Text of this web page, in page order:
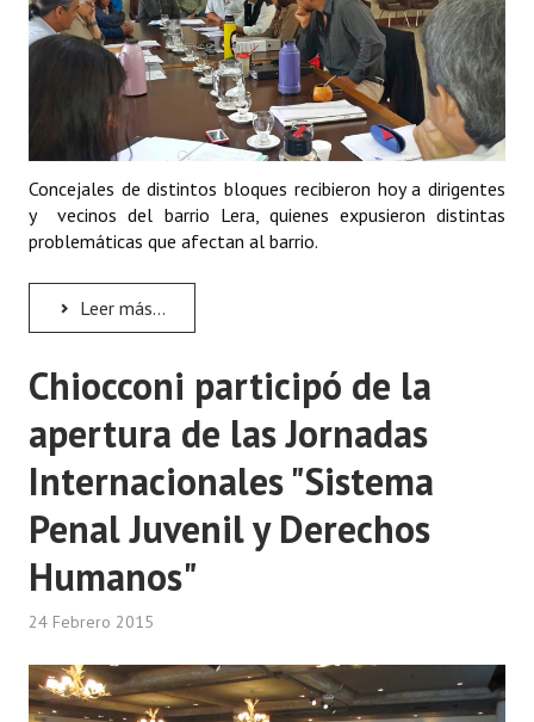
Concejales de distintos bloques recibieron hoy a dirigentes
y vecinos del barrio Lera, quienes expusieron distintas
problemáticas que afectan al barrio.
Leer más...
Chiocconi participó de la
apertura de las Jornadas
Internacionales "Sistema
Penal Juvenil y Derechos
Humanos"
24 Febrero 2015